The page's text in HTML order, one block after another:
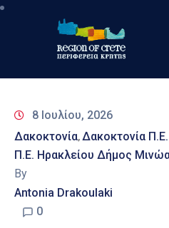
Περιφέρεια
&
Δράσεις
Ψηφιακές
Υπηρεσίες
8 Ιουλίου, 2026
Δακοκτονία‚Δακοκτονία
Π.Ε. Ηρακλείου Δήμος
By
Antonia Drakoulaki
0